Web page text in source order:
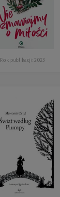
Rok publikacji: 2023